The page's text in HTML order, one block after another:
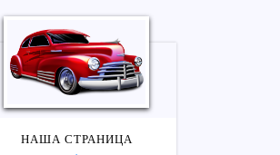
НАША СТРАНИЦА